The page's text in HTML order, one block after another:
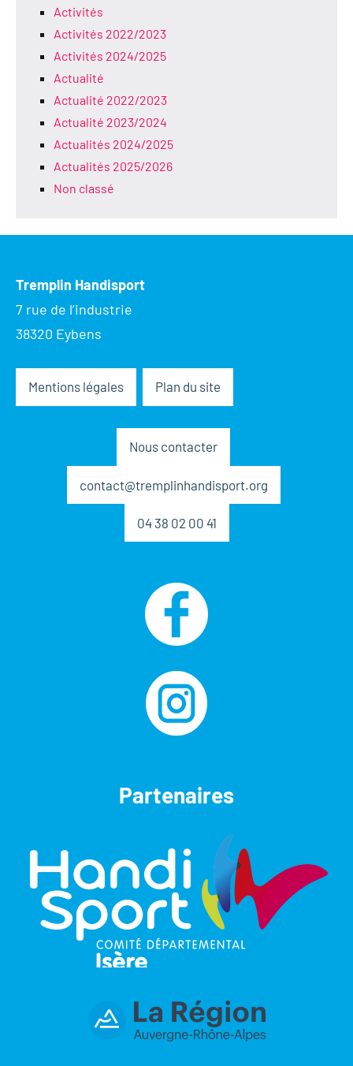
Activités
Activités 2022/2023
Activités 2024/2025
Actualité
Actualité 2022/2023
Actualité 2023/2024
Actualités 2024/2025
Actualités 2025/2026
Non classé
Tremplin Handisport
7 rue de l’industrie
38320 Eybens
Mentions légales Plan du site
Nous contacter
contact@tremplinhandisport.org
04 38 02 00 41
Partenaires